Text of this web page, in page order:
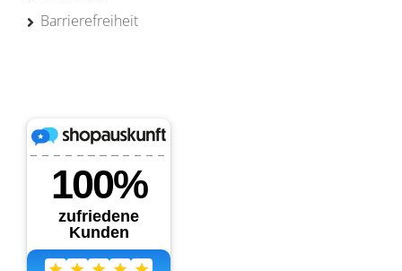
Barrierefreiheit